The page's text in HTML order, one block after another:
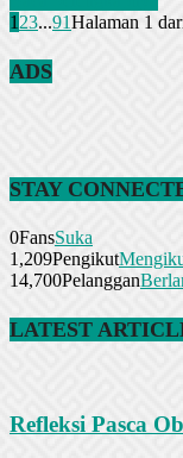
1 23...91Halaman 1
ADS
STAY
0FansSuka
1,209Pengikut
14,700Pelanggan
LATEST
Refleksi Pasca